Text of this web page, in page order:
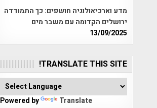
מדע וארכיאולוגיה חושפים: כך התמודדה
ירושלים הקדומה עם משבר מים
13/09/2025
TRANSLATE THIS SITE!
Powered by Translate